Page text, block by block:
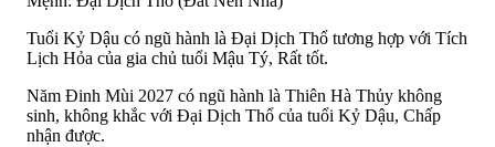
Tuổi Kỷ Dậu có ngũ hành là Đại Dịch Thổ tương hợp với Tích
Lịch Hỏa của gia chủ tuổi Mậu Tý, Rất tốt.
Năm Đinh Mùi 2027 có ngũ hành là Thiên Hà Thủy không
sinh, không khắc với Đại Dịch Thổ của tuổi Kỷ Dậu, Chấp
nhận được.